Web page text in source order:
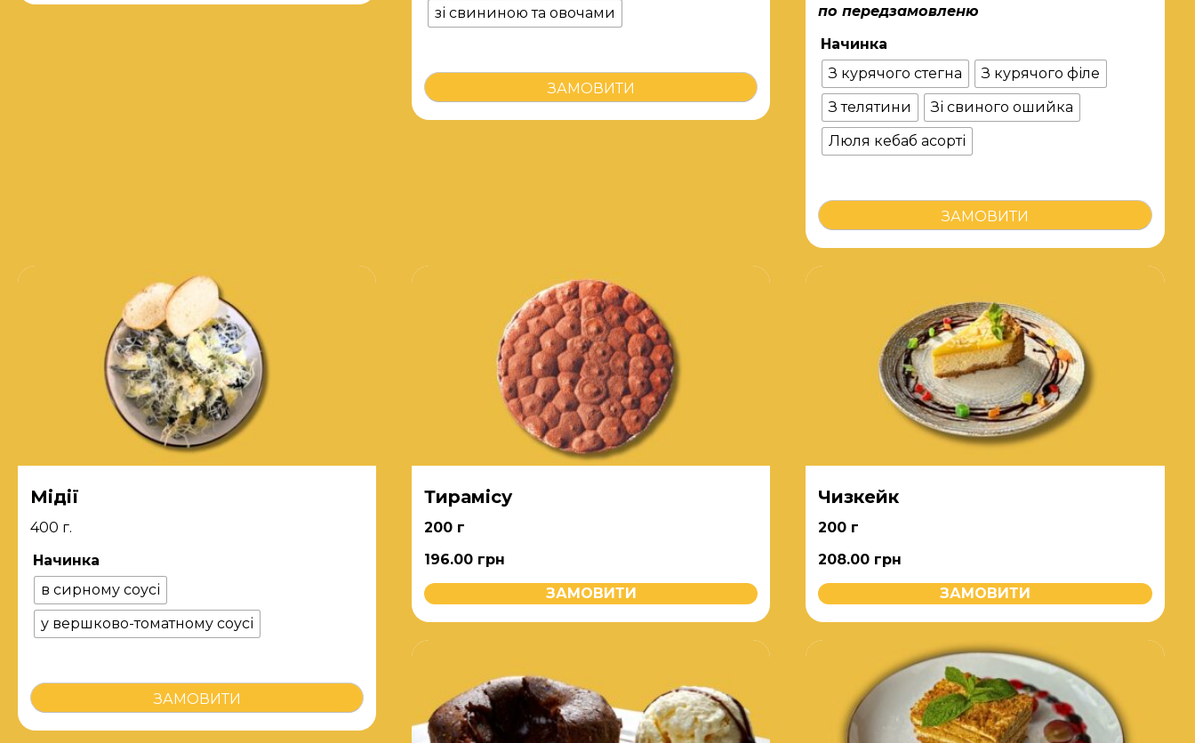
зі свининою та овочами
Смажена
картопля
кількість
ЗАМОВИТИ
по передзамовленю
Начинка
З курячого стегна
З курячого філе
З телятини
Зі свиного ошийка
Люля кебаб асорті
ШАШЛИК
кількість
ЗАМОВИТИ
Мідії
400 г.
Начинка
в сирному соусі
у вершково-томатному соусі
Мідії
кількість
ЗАМОВИТИ
Тирамісу
200 г
196.00 грн
ЗАМОВИТИ
Чизкейк
200 г
208.00 грн
ЗАМОВИТИ